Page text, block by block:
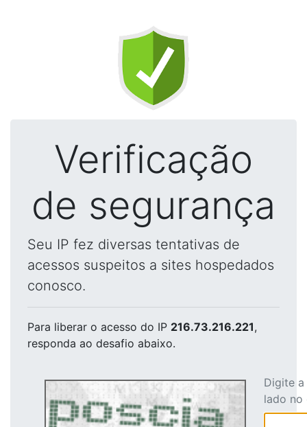
Verificação
de segurança
Seu IP fez diversas tentativas de
acessos suspeitos a sites hospedados
conosco.
Para liberar o acesso do IP 216.73.216.221,
responda ao desafio abaixo.
Digite
lado no